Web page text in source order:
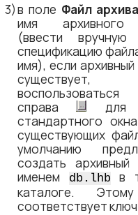
в поле Файл архива
имя архивного
(ввести вручную
спецификацию
имя), если
воспользоваться
справа
для
стандартного
существующих
умолчанию
создать
именем
db.lhbв
каталоге.
соответствует ключ